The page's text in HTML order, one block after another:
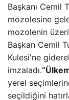
Başkanı Cemil
mozolesine
mozolenin
Başkan Cemil
Kulesi'ne
imzaladı.
yerel
seçildiğini